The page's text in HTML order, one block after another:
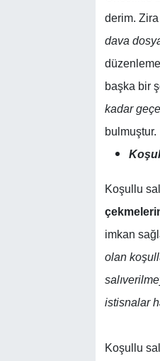
derim.
dava
başka bir
kadar
bulmuştur.
Koşullu
imkan
olan
istisnalar
Koşullu